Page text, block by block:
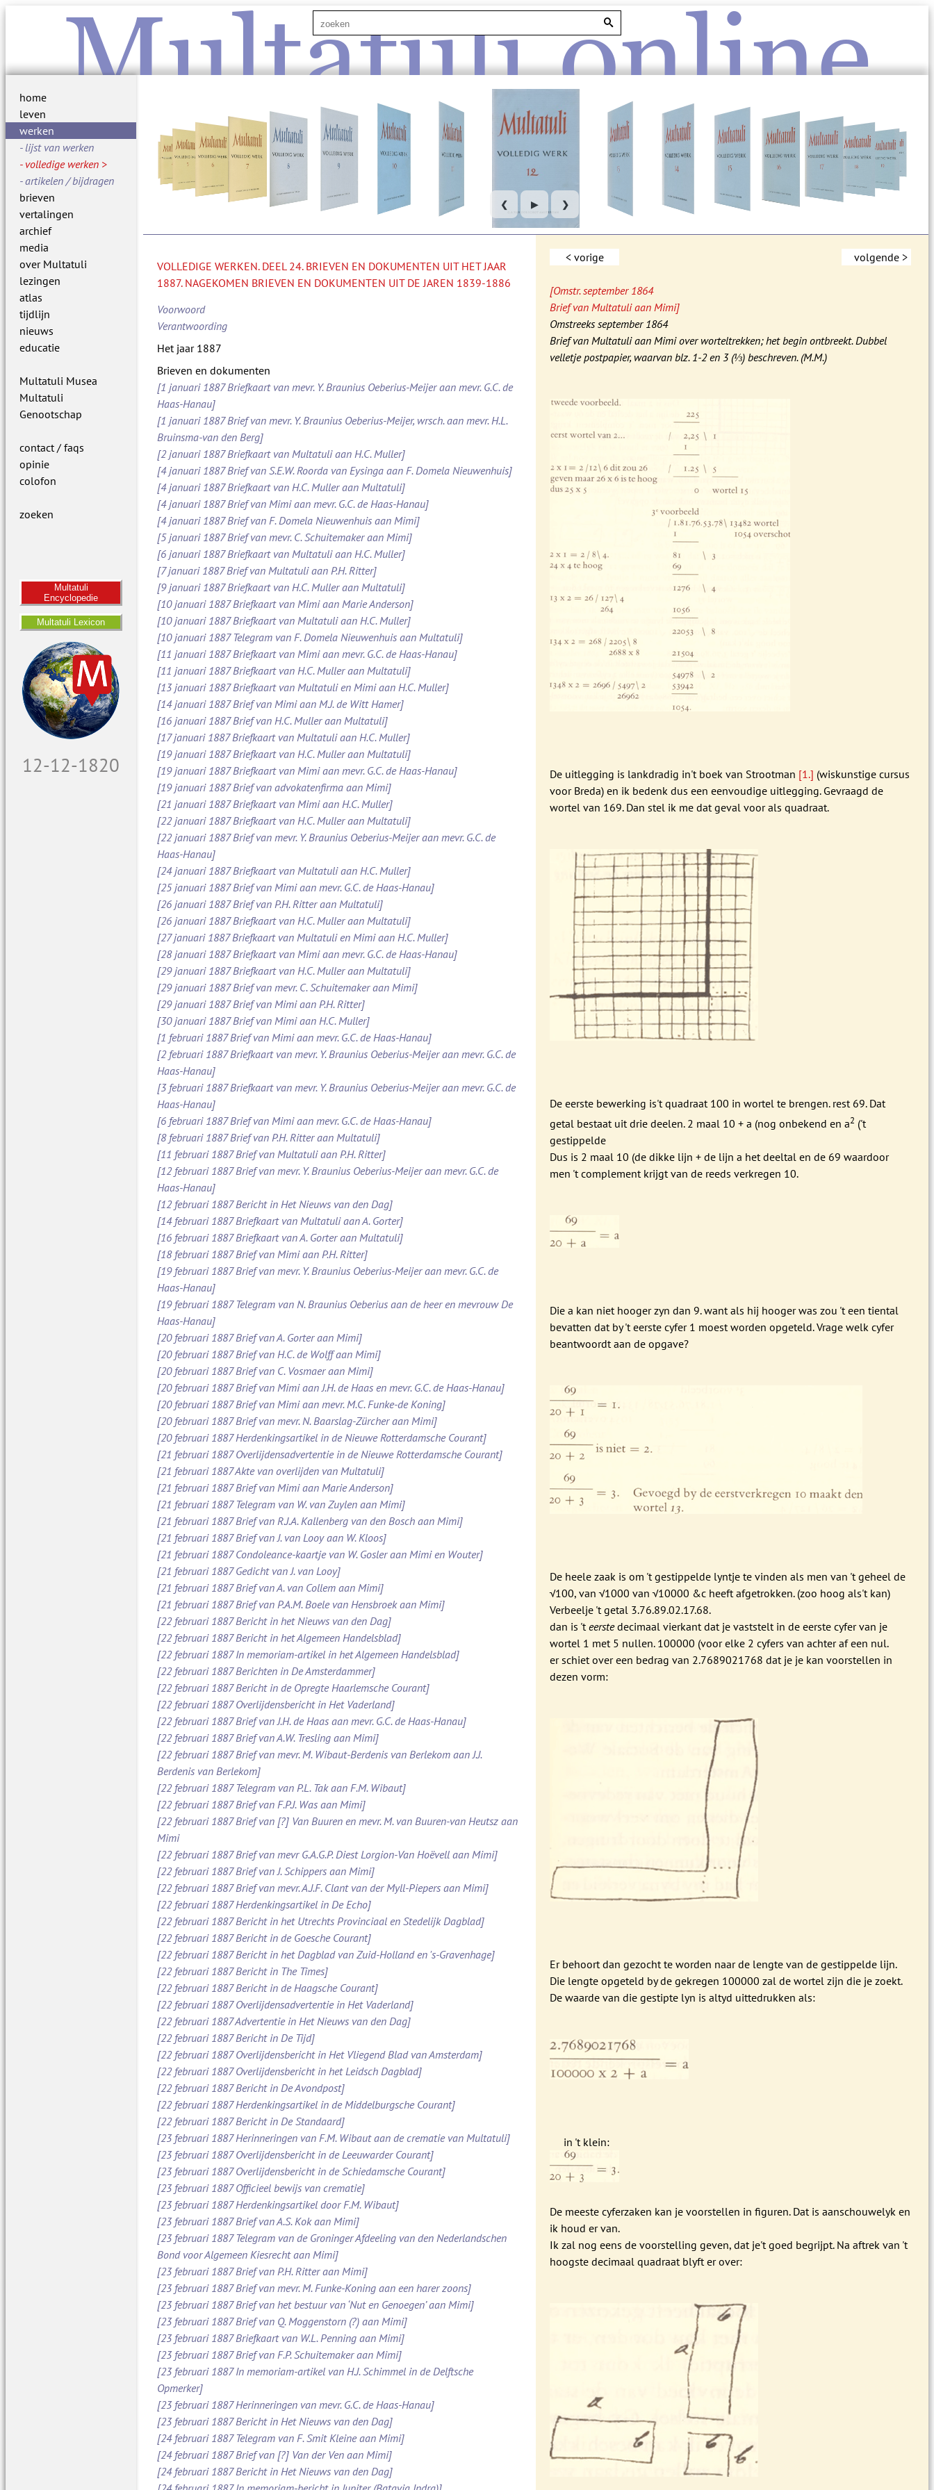
Multatuli.online
home
leven
werken
lijst van werken
volledige werken
artikelen / bijdragen
brieven
vertalingen
archief
media
over Multatuli
lezingen
atlas
tijdlijn
nieuws
educatie
Multatuli Musea
Multatuli
Genootschap
contact / faqs
opinie
colofon
zoeken
Multatuli
Encyclopedie
Multatuli Lexicon
13-12-1820
❮ ▶ ❯
VOLLEDIGE WERKEN. DEEL 24. BRIEVEN EN DOKUMENTEN UIT HET JAAR
1887. NAGEKOMEN BRIEVEN EN DOKUMENTEN UIT DE JAREN 1839-1886
Voorwoord
Verantwoording
Het jaar 1887
Brieven en dokumenten
[1 januari 1887 Briefkaart van mevr. Y. Braunius Oeberius-Meijer aan mevr. G.C. de
Haas-Hanau]
[1 januari 1887 Brief van mevr. Y. Braunius Oeberius-Meijer, wrsch. aan mevr. H.L.
Bruinsma-van den Berg]
[2 januari 1887 Briefkaart van Multatuli aan H.C. Muller]
[4 januari 1887 Brief van S.E.W. Roorda van Eysinga aan F. Domela Nieuwenhuis]
[4 januari 1887 Briefkaart van H.C. Muller aan Multatuli]
[4 januari 1887 Brief van Mimi aan mevr. G.C. de Haas-Hanau]
[4 januari 1887 Brief van F. Domela Nieuwenhuis aan Mimi]
[5 januari 1887 Brief van mevr. C. Schuitemaker aan Mimi]
[6 januari 1887 Briefkaart van Multatuli aan H.C. Muller]
[7 januari 1887 Brief van Multatuli aan P.H. Ritter]
[9 januari 1887 Briefkaart van H.C. Muller aan Multatuli]
[10 januari 1887 Briefkaart van Mimi aan Marie Anderson]
[10 januari 1887 Briefkaart van Multatuli aan H.C. Muller]
[10 januari 1887 Telegram van F. Domela Nieuwenhuis aan Multatuli]
[11 januari 1887 Briefkaart van Mimi aan mevr. G.C. de Haas-Hanau]
[11 januari 1887 Briefkaart van H.C. Muller aan Multatuli]
[13 januari 1887 Briefkaart van Multatuli en Mimi aan H.C. Muller]
[14 januari 1887 Brief van Mimi aan M.J. de Witt Hamer]
[16 januari 1887 Brief van H.C. Muller aan Multatuli]
[17 januari 1887 Briefkaart van Multatuli aan H.C. Muller]
[19 januari 1887 Briefkaart van H.C. Muller aan Multatuli]
[19 januari 1887 Briefkaart van Mimi aan mevr. G.C. de Haas-Hanau]
[19 januari 1887 Brief van advokatenfirma aan Mimi]
[21 januari 1887 Briefkaart van Mimi aan H.C. Muller]
[22 januari 1887 Briefkaart van H.C. Muller aan Multatuli]
[22 januari 1887 Brief van mevr. Y. Braunius Oeberius-Meijer aan mevr. G.C. de
Haas-Hanau]
[24 januari 1887 Briefkaart van Multatuli aan H.C. Muller]
[25 januari 1887 Brief van Mimi aan mevr. G.C. de Haas-Hanau]
[26 januari 1887 Brief van P.H. Ritter aan Multatuli]
[26 januari 1887 Briefkaart van H.C. Muller aan Multatuli]
[27 januari 1887 Briefkaart van Multatuli en Mimi aan H.C. Muller]
[28 januari 1887 Briefkaart van Mimi aan mevr. G.C. de Haas-Hanau]
[29 januari 1887 Briefkaart van H.C. Muller aan Multatuli]
[29 januari 1887 Brief van mevr. C. Schuitemaker aan Mimi]
[29 januari 1887 Brief van Mimi aan P.H. Ritter]
[30 januari 1887 Brief van Mimi aan H.C. Muller]
[1 februari 1887 Brief van Mimi aan mevr. G.C. de Haas-Hanau]
[2 februari 1887 Briefkaart van mevr. Y. Braunius Oeberius-Meijer aan mevr. G.C. de
Haas-Hanau]
[3 februari 1887 Briefkaart van mevr. Y. Braunius Oeberius-Meijer aan mevr. G.C. de
Haas-Hanau]
[6 februari 1887 Brief van Mimi aan mevr. G.C. de Haas-Hanau]
[8 februari 1887 Brief van P.H. Ritter aan Multatuli]
[11 februari 1887 Brief van Multatuli aan P.H. Ritter]
[12 februari 1887 Brief van mevr. Y. Braunius Oeberius-Meijer aan mevr. G.C. de
Haas-Hanau]
[12 februari 1887 Bericht in Het Nieuws van den Dag]
[14 februari 1887 Briefkaart van Multatuli aan A. Gorter]
[16 februari 1887 Briefkaart van A. Gorter aan Multatuli]
[18 februari 1887 Brief van Mimi aan P.H. Ritter]
[19 februari 1887 Brief van mevr. Y. Braunius Oeberius-Meijer aan mevr. G.C. de
Haas-Hanau]
[19 februari 1887 Telegram van N. Braunius Oeberius aan de heer en mevrouw De
Haas-Hanau]
[20 februari 1887 Brief van A. Gorter aan Mimi]
[20 februari 1887 Brief van H.C. de Wolff aan Mimi]
[20 februari 1887 Brief van C. Vosmaer aan Mimi]
[20 februari 1887 Brief van Mimi aan J.H. de Haas en mevr. G.C. de Haas-Hanau]
[20 februari 1887 Brief van Mimi aan mevr. M.C. Funke-de Koning]
[20 februari 1887 Brief van mevr. N. Baarslag-Zürcher aan Mimi]
[20 februari 1887 Herdenkingsartikel in de Nieuwe Rotterdamsche Courant]
[21 februari 1887 Overlijdensadvertentie in de Nieuwe Rotterdamsche Courant]
[21 februari 1887 Akte van overlijden van Multatuli]
[21 februari 1887 Brief van Mimi aan Marie Anderson]
[21 februari 1887 Telegram van W. van Zuylen aan Mimi]
[21 februari 1887 Brief van R.J.A. Kallenberg van den Bosch aan Mimi]
[21 februari 1887 Brief van J. van Looy aan W. Kloos]
[21 februari 1887 Condoleance-kaartje van W. Gosler aan Mimi en Wouter]
[21 februari 1887 Gedicht van J. van Looy]
[21 februari 1887 Brief van A. van Collem aan Mimi]
[21 februari 1887 Brief van P.A.M. Boele van Hensbroek aan Mimi]
[22 februari 1887 Bericht in het Nieuws van den Dag]
[22 februari 1887 Bericht in het Algemeen Handelsblad]
[22 februari 1887 In memoriam-artikel in het Algemeen Handelsblad]
[22 februari 1887 Berichten in De Amsterdammer]
[22 februari 1887 Bericht in de Opregte Haarlemsche Courant]
[22 februari 1887 Overlijdensbericht in Het Vaderland]
[22 februari 1887 Brief van J.H. de Haas aan mevr. G.C. de Haas-Hanau]
[22 februari 1887 Brief van A.W. Tresling aan Mimi]
[22 februari 1887 Brief van mevr. M. Wibaut-Berdenis van Berlekom aan J.J.
Berdenis van Berlekom]
[22 februari 1887 Telegram van P.L. Tak aan F.M. Wibaut]
[22 februari 1887 Brief van F.P.J. Was aan Mimi]
[22 februari 1887 Brief van [?] Van Buuren en mevr. M. van Buuren-van Heutsz aan
Mimi
[22 februari 1887 Brief van mevr G.A.G.P. Diest Lorgion-Van Hoëvell aan Mimi]
[22 februari 1887 Brief van J. Schippers aan Mimi]
[22 februari 1887 Brief van mevr. A.J.F. Clant van der Myll-Piepers aan Mimi]
[22 februari 1887 Herdenkingsartikel in De Echo]
[22 februari 1887 Bericht in het Utrechts Provinciaal en Stedelijk Dagblad]
[22 februari 1887 Bericht in de Goesche Courant]
[22 februari 1887 Bericht in het Dagblad van Zuid-Holland en 's-Gravenhage]
[22 februari 1887 Bericht in The Times]
[22 februari 1887 Bericht in de Haagsche Courant]
[22 februari 1887 Overlijdensadvertentie in Het Vaderland]
[22 februari 1887 Advertentie in Het Nieuws van den Dag]
[22 februari 1887 Bericht in De Tijd]
[22 februari 1887 Overlijdensbericht in Het Vliegend Blad van Amsterdam]
[22 februari 1887 Overlijdensbericht in het Leidsch Dagblad]
[22 februari 1887 Bericht in De Avondpost]
[22 februari 1887 Herdenkingsartikel in de Middelburgsche Courant]
[22 februari 1887 Bericht in De Standaard]
[23 februari 1887 Herinneringen van F.M. Wibaut aan de crematie van Multatuli]
[23 februari 1887 Overlijdensbericht in de Leeuwarder Courant]
[23 februari 1887 Overlijdensbericht in de Schiedamsche Courant]
[23 februari 1887 Officieel bewijs van crematie]
[23 februari 1887 Herdenkingsartikel door F.M. Wibaut]
[23 februari 1887 Brief van A.S. Kok aan Mimi]
[23 februari 1887 Telegram van de Groninger Afdeeling van den Nederlandschen
Bond voor Algemeen Kiesrecht aan Mimi]
[23 februari 1887 Brief van P.H. Ritter aan Mimi]
[23 februari 1887 Brief van mevr. M. Funke-Koning aan een harer zoons]
[23 februari 1887 Brief van het bestuur van ‘Nut en Genoegen’ aan Mimi]
[23 februari 1887 Brief van Q. Moggenstorn (?) aan Mimi]
[23 februari 1887 Briefkaart van W.L. Penning aan Mimi]
[23 februari 1887 Brief van F.P. Schuitemaker aan Mimi]
[23 februari 1887 In memoriam-artikel van H.J. Schimmel in de Delftsche
Opmerker]
[23 februari 1887 Herinneringen van mevr. G.C. de Haas-Hanau]
[23 februari 1887 Bericht in Het Nieuws van den Dag]
[24 februari 1887 Telegram van F. Smit Kleine aan Mimi]
[24 februari 1887 Brief van [?] Van der Ven aan Mimi]
[24 februari 1887 Bericht in Het Nieuws van den Dag]
< vorige volgende >
[Omstr. september 1864
Brief van Multatuli aan Mimi]
Omstreeks september 1864
Brief van Multatuli aan Mimi over worteltrekken; het begin ontbreekt. Dubbel
velletje postpapier, waarvan blz. 1-2 en 3 (⅓) beschreven. (M.M.)
De uitlegging is lankdradig in't boek van Strootman [1.] (wiskunstige cursus
voor Breda) en ik bedenk dus een eenvoudige uitlegging. Gevraagd de
wortel van 169. Dan stel ik me dat geval voor als quadraat.
De eerste bewerking is't quadraat 100 in wortel te brengen. rest 69. Dat
getal bestaat uit drie deelen. 2 maal 10 + a (nog onbekend en a2 ('t
gestippelde
Dus is 2 maal 10 (de dikke lijn + de lijn a het deeltal en de 69 waardoor
men 't complement krijgt van de reeds verkregen 10.
Die a kan niet hooger zyn dan 9. want als hij hooger was zou 't een tiental
bevatten dat by 't eerste cyfer 1 moest worden opgeteld. Vrage welk cyfer
beantwoordt aan de opgave?
De heele zaak is om 't gestippelde lyntje te vinden als men van 't geheel de
√100, van √1000 van √10000 &c heeft afgetrokken. (zoo hoog als't kan)
Verbeelje 't getal 3.76.89.02.17.68.
dan is 'teerstedecimaal vierkant dat je vaststelt in de eerste cyfer van je
wortel 1 met 5 nullen. 100000 (voor elke 2 cyfers van achter af een nul.
er schiet over een bedrag van 2.7689021768 dat je je kan voorstellen in
dezen vorm:
Er behoort dan gezocht te worden naar de lengte van de gestippelde lijn.
Die lengte opgeteld by de gekregen 100000 zal de wortel zijn die je zoekt.
De waarde van die gestipte lyn is altyd uittedrukken als:
in 't klein:
De meeste cyferzaken kan je voorstellen in figuren. Dat is aanschouwelyk en
ik houd er van.
Ik zal nog eens de voorstelling geven, dat je't goed begrijpt. Na aftrek van 't
hoogste decimaal quadraat blyft er over: